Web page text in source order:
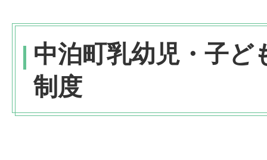
中泊町乳幼児・子ど
制度